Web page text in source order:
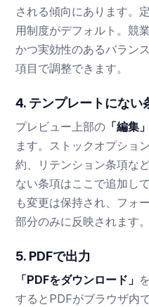
される傾向にあります。
用制度がデフォルト。競
かつ実効性のあるバラン
項目で調整できます。
4. テンプレートにない
プレビュー上部の 「編集」
ます。ストックオプショ
約、リテンション条項な
ない条項はここで追加し
も変更は保持され、フォ
部分のみに反映されます。
5. PDFで出力
「PDFをダウンロード」
するとPDFがブラウザ内